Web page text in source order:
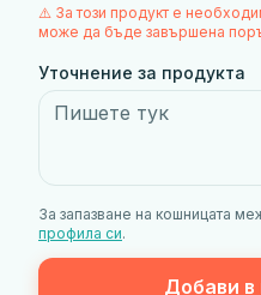
⚠️ За този продукт е
може да бъде завършена
Уточнение за продукта
За запазване на кошницата
профила си.
Добави